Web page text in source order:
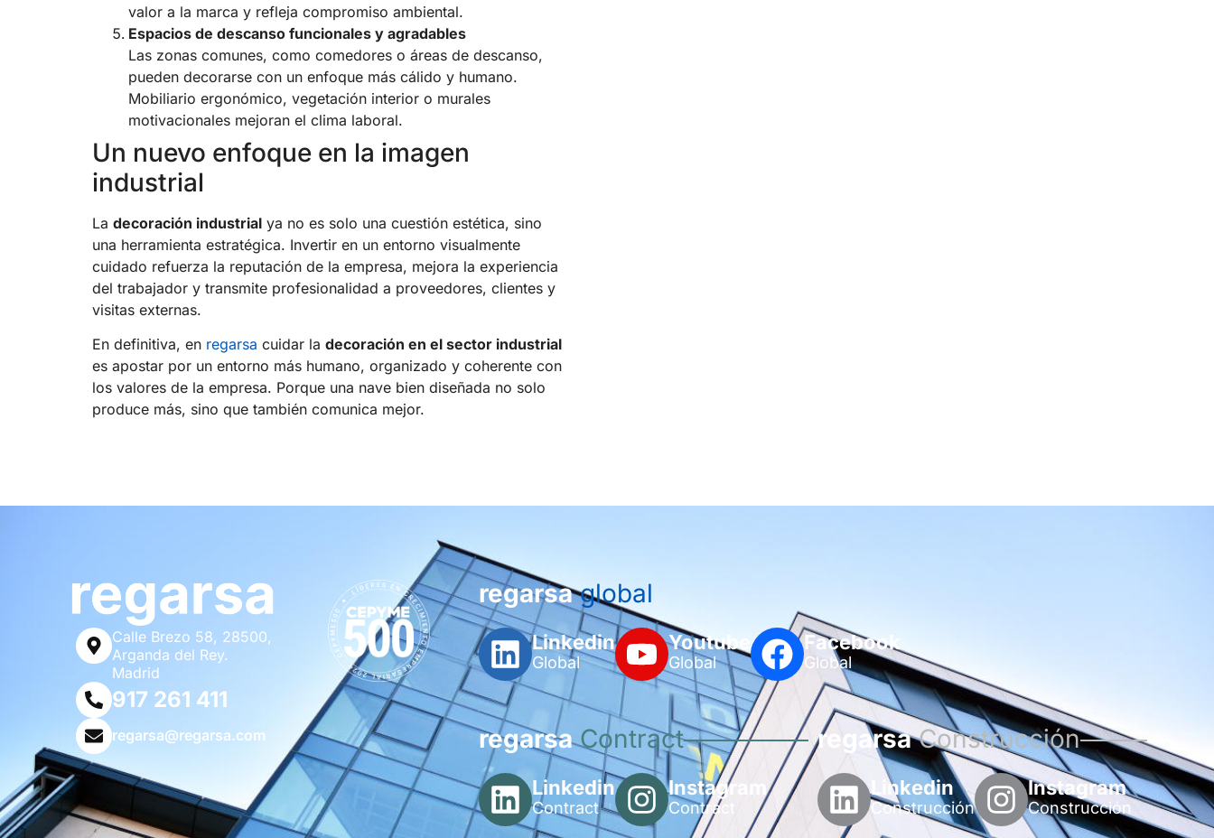
valor a la marca y refleja compromiso ambiental.
Espacios de descanso funcionales y agradables
Las zonas comunes, como comedores o áreas de descanso,
pueden decorarse con un enfoque más cálido y humano.
Mobiliario ergonómico, vegetación interior o murales
motivacionales mejoran el clima laboral.
Un nuevo enfoque en la imagen
industrial
La decoración industrial ya no es solo una cuestión estética, sino
una herramienta estratégica. Invertir en un entorno visualmente
cuidado refuerza la reputación de la empresa, mejora la experiencia
del trabajador y transmite profesionalidad a proveedores, clientes y
visitas externas.
En definitiva, en regarsa cuidar la decoración en el sector industrial
es apostar por un entorno más humano, organizado y coherente con
los valores de la empresa. Porque una nave bien diseñada no solo
produce más, sino que también comunica mejor.
Calle Brezo 58, 28500,
Arganda del Rey.
Madrid
917 261 411
regarsa@regarsa.com
regarsaglobal
Linkedin
Global
Youtube
Global
Facebook
Global
regarsaContract
Linkedin
Contract
Instagram
Contract
regarsaConstrucción
Linkedin
Construcción
Instagram
Construcción